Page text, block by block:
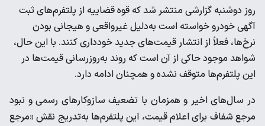
روز دوشنبه گزارشی منتشر شد که قوه قضاییه از پلتفرم‌های ثبت
آگهی خودرو خواسته است به‌دلیل غیرواقعی و هیجانی بودن
نرخ‌ها، فعلاً از انتشار قیمت‌های جدید خودداری کنند. با این حال،
شواهد موجود حاکی از آن است که روند به‌روزرسانی قیمت‌ها در
این پلتفرم‌ها متوقف نشده و همچنان ادامه دارد.
در سال‌های اخیر و همزمان با تضعیف سازوکارهای رسمی و نبود
مرجع شفاف برای اعلام قیمت، این پلتفرم‌ها به‌تدریج نقش «مرجع